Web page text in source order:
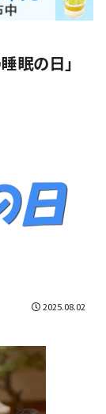
眠の日」
2025.08.02